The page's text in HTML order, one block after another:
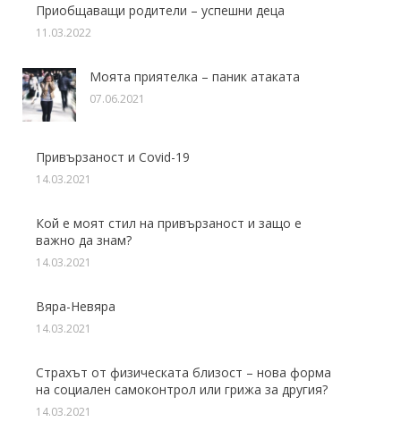
Приобщаващи родители – успешни деца
11.03.2022
Моята приятелка – паник атаката
07.06.2021
Привързаност и Covid-19
14.03.2021
Кой е моят стил на привързаност и защо е
важно да знам?
14.03.2021
Вяра-Невяра
14.03.2021
Страхът от физическата близост – нова форма
на социален самоконтрол или грижа за другия?
14.03.2021